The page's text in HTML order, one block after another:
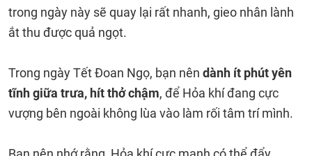
trong ngày này sẽ quay lại rất nhanh, gieo nhân lành
ắt thu được quả ngọt.
Trong ngày Tết Đoan Ngọ, bạn nên dành ít phút yên
tĩnh giữa trưa, hít thở chậm, để Hỏa khí đang cực
vượng bên ngoài không lùa vào làm rối tâm trí mình.